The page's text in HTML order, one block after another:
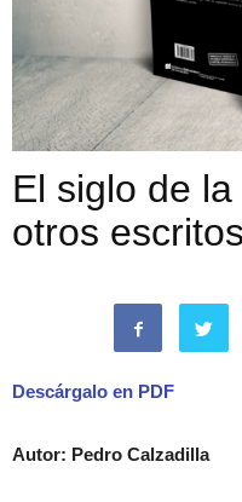
El siglo de
otros escritos
Descárgalo en PDF
Autor: Pedro Calzadilla